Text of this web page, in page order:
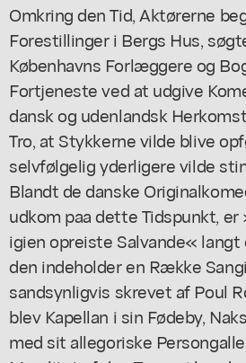
Omkring den Tid, Aktørerne
Forestillinger i Bergs Hus,
Københavns Forlæggere og
Fortjeneste ved at udgive
dansk og udenlandsk
Tro, at Stykkerne vilde blive
selvfølgelig yderligere vilde
Blandt de danske
udkom paa dette Tidspunkt, er
igien opreiste Salvande«
den indeholder en Række
sandsynligvis skrevet af Poul
blev Kapellan i sin Fødeby,
med sit allegoriske